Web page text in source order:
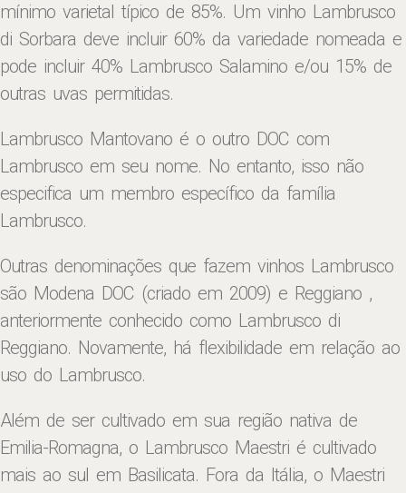
mínimo varietal típico de 85%. Um vinho Lambrusco
di Sorbara deve incluir 60% da variedade nomeada e
pode incluir 40% Lambrusco Salamino e/ou 15% de
outras uvas permitidas.
Lambrusco Mantovano é o outro DOC com
Lambrusco em seu nome. No entanto, isso não
especifica um membro específico da família
Lambrusco.
Outras denominações que fazem vinhos Lambrusco
são Modena DOC (criado em 2009) e Reggiano ,
anteriormente conhecido como Lambrusco di
Reggiano. Novamente, há flexibilidade em relação ao
uso do Lambrusco.
Além de ser cultivado em sua região nativa de
Emilia-Romagna, o Lambrusco Maestri é cultivado
mais ao sul em Basilicata. Fora da Itália, o Maestri